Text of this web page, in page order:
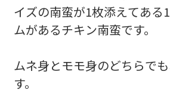
イズの南蛮が1枚添えてある
ムがあるチキン南蛮です。
ムネ身とモモ身のどちらで
す。